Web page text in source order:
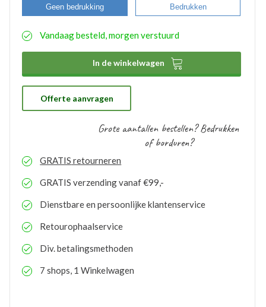
Bij Bevazet kunt u uw bedrijfskleding ook laten
bedrukken. Middels onderstaande stappen kunt u
aangemaakte bedrukkingsprofielen worden
hoeft u bij eventuele nabestellingen niet nogmaals het
proces te doorlopen. De bestelde logo’s kunnen door
ons gratis op voorraad gehouden worden. Bij eventuele
nabestellingen is uw voorraad bekend en kunt u de
logo’s toepassen op elk gewenste artikel.
Geen bedrukking Bedrukken
Vandaag besteld, morgen verstuurd
In de winkelwagen 
Offerte aanvragen
Grote aantallen bestellen? Bedrukken
of borduren?
GRATIS retourneren
GRATIS verzending vanaf €99,-
Dienstbare en persoonlijke klantenservice
Retourophaalservice
Div. betalingsmethoden
7 shops, 1 Winkelwagen